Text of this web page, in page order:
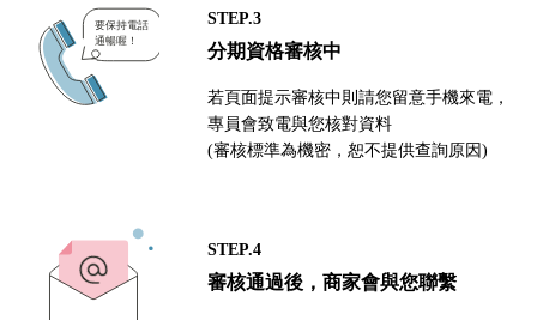
STEP.3
分期資格審核中
若頁面提示審核中則請您留意手機來電，
專員會致電與您核對資料
(審核標準為機密，恕不提供查詢原因)
STEP.4
審核通過後，商家會與您聯繫